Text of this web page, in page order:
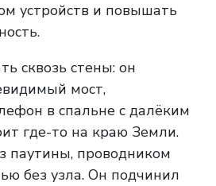
устройств и повышать
сквозь стены: он
мост,
в спальне с далёким
где-то на краю Земли.
паутины, проводником
без узла. Он подчинил